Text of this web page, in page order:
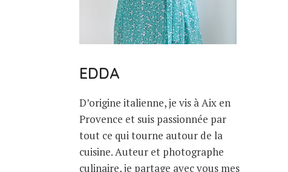
EDDA
D’origine italienne, je vis à Aix en
Provence et suis passionnée par
tout ce qui tourne autour de la
cuisine. Auteur et photographe
culinaire, je partage avec vous mes